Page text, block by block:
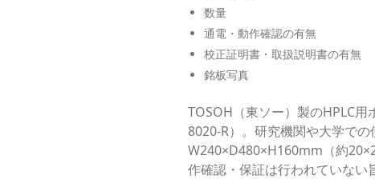
数量
通電・動作確認の有無
校正証明書・取扱説明書の有無
銘板写真
TOSOH（東ソー）製のHPLC
8020-R）。研究機関や大学で
W240×D480×H160mm（約
作確認・保証は行われていな